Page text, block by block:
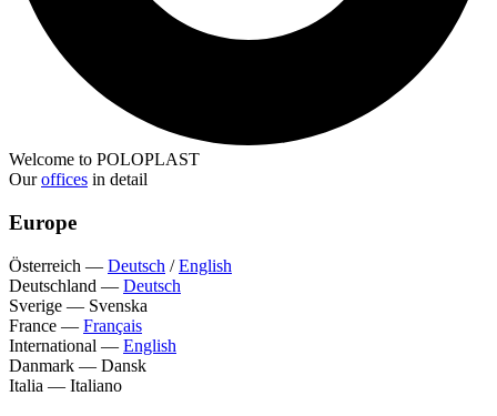
Welcome to POLOPLAST
Ouroffices in detail
Europe
Österreich — Deutsch /English
Deutschland — Deutsch
Sverige — Svenska
France — Français
International — English
Danmark — Dansk
Italia — Italiano